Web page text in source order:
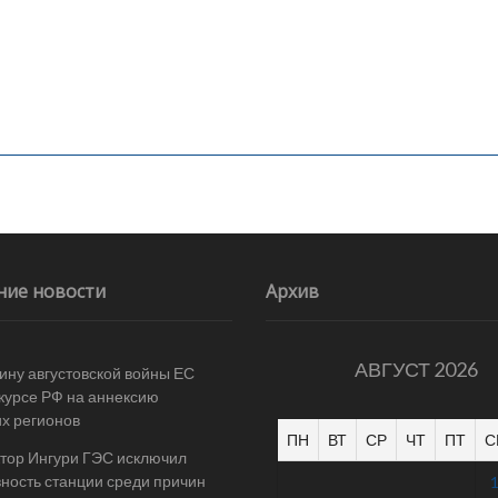
новости
августовской войны ЕС
РФ на аннексию
регионов
Ингури ГЭС исключил
станции среди причин
Архив
АВГУСТ 2026
ПН ВТ СР ЧТ ПТ
1